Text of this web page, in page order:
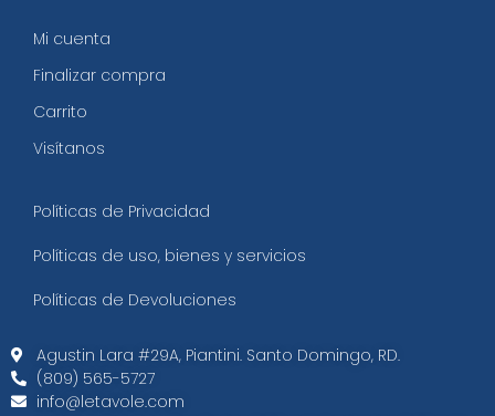
Mi cuenta
Finalizar compra
Carrito
Visítanos
Políticas de Privacidad
Políticas de uso, bienes y servicios
Políticas de Devoluciones
Agustin Lara #29A, Piantini. Santo Domingo, RD.​
(809) 565-5727
info@letavole.com